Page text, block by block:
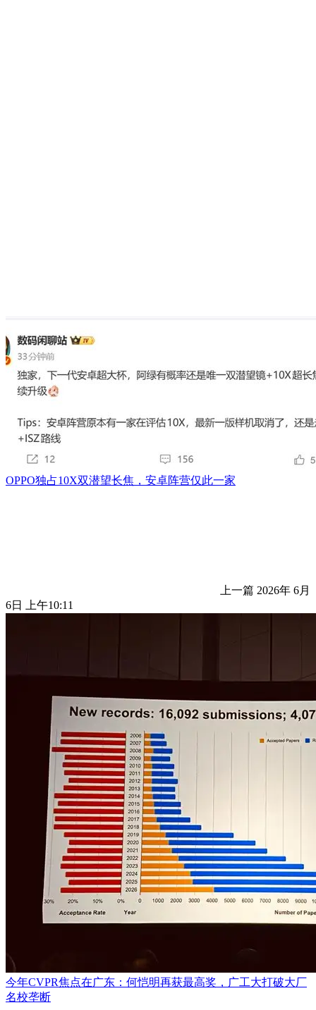
OPPO独占10X双潜望长焦，安卓阵营仅此一家
上一篇 2026年 6月
6日 上午10:11
今年CVPR焦点在广东：何恺明再获最高奖，广工大打破大厂
名校垄断